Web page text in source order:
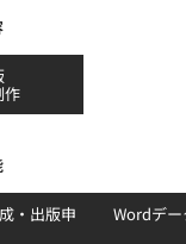
作
・出版申 Wordデ